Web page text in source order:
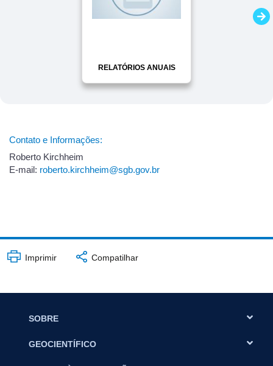
RELATÓRIOS ANUAIS
Contato e Informações:
Roberto Kirchheim
E-mail: roberto.kirchheim@sgb.gov.br
Imprimir Compatilhar
SOBRE
GEOCIENTÍFICO